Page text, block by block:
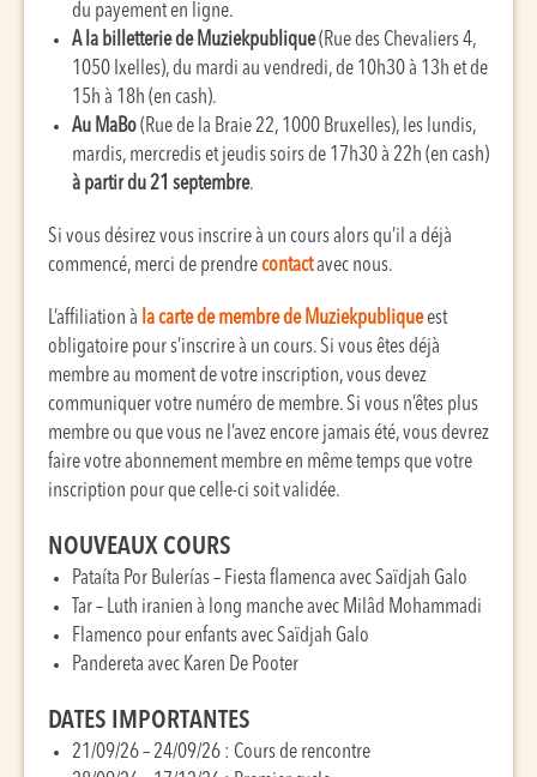
du payement en ligne.
A la billetterie de Muziekpublique(Rue des Chevaliers 4,
1050 Ixelles), du mardi au vendredi, de 10h30 à 13h et de
15h à 18h (en cash).
Au MaBo(Rue de la Braie 22, 1000 Bruxelles), les lundis,
mardis, mercredis et jeudis soirs de 17h30 à 22h (en cash)
à partir du 21 septembre.
Si vous désirez vous inscrire à un cours alors qu’il a déjà
commencé, merci de prendrecontactavec nous.
L’affiliation à la carte de membre de Muziekpubliqueest
obligatoire pour s’inscrire à un cours. Si vous êtes déjà
membre au moment de votre inscription, vous devez
communiquer votre numéro de membre. Si vous n’êtes plus
membre ou que vous ne l’avez encore jamais été, vous devrez
faire votre abonnement membre en même temps que votre
inscription pour que celle-ci soit validée.
NOUVEAUX COURS
Pataíta Por Bulerías – Fiesta flamenca avec Saïdjah Galo
Tar – Luth iranien à long manche avec Milâd Mohammadi
Flamenco pour enfants avec Saïdjah Galo
Pandereta avec Karen De Pooter
DATES IMPORTANTES
21/09/26 – 24/09/26 : Cours de rencontre